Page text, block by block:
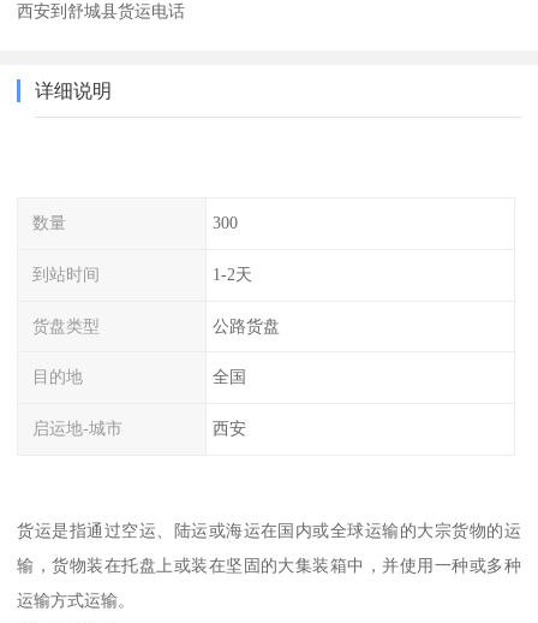
西安到舒城县货运电话
详细说明
数量 300
到站时间 1-2天
货盘类型 公路货盘
目的地 全国
启运地-城市 西安
货运是指通过空运、陆运或海运在国内或全球运输的大宗货物的运
输，货物装在托盘上或装在坚固的大集装箱中，并使用一种或多种
运输方式运输。